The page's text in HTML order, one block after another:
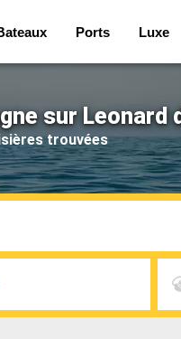
Ports Luxe
sur Leonard
trouvées